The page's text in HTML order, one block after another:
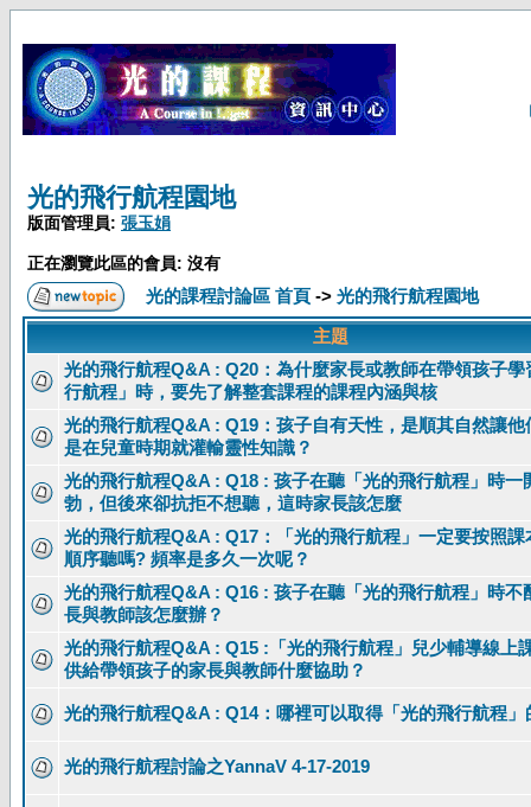
光的飛行航程園地
版面管理員: 張玉娟
正在瀏覽此區的會員: 沒有
光的課程討論區 首頁 -> 光的飛行航程園地
主題
光的飛行航程Q&A : Q20：為什麼家長或教師在帶領孩子學
行航程」時，要先了解整套課程的課程內涵與核
光的飛行航程Q&A : Q19：孩子自有天性，是順其自然讓他
是在兒童時期就灌輸靈性知識？
光的飛行航程Q&A : Q18 : 孩子在聽「光的飛行航程」時一
勃，但後來卻抗拒不想聽，這時家長該怎麼
光的飛行航程Q&A : Q17：「光的飛行航程」一定要按照課
順序聽嗎? 頻率是多久一次呢？
光的飛行航程Q&A : Q16 : 孩子在聽「光的飛行航程」時不
長與教師該怎麼辦？
光的飛行航程Q&A : Q15 :「光的飛行航程」兒少輔導線上
供給帶領孩子的家長與教師什麼協助？
光的飛行航程Q&A : Q14：哪裡可以取得「光的飛行航程」
光的飛行航程討論之YannaV 4-17-2019